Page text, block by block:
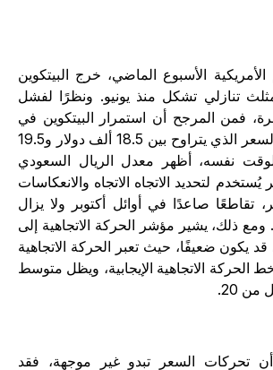
الأسبوع الماضي، خرج البيتكوين
تشكل منذ يونيو. ونظرًا لفشل
المرجح أن استمرار البيتكوين في
التذبذب في نطاق السعر الذي يتراوح بين 18.5 ألف دولار و19.5
نفسه، أظهر معدل الريال السعودي
لتحديد الاتجاه الاتجاه والانعكاسات
صاعدًا في أوائل أكتوبر ولا يزال
يشير مؤشر الحركة الاتجاهية إلى
ضعيفًا، حيث تعبر الحركة الاتجاهية
الاتجاهية الإيجابية، ويظل متوسط
السعر تبدو غير موجهة، فقد